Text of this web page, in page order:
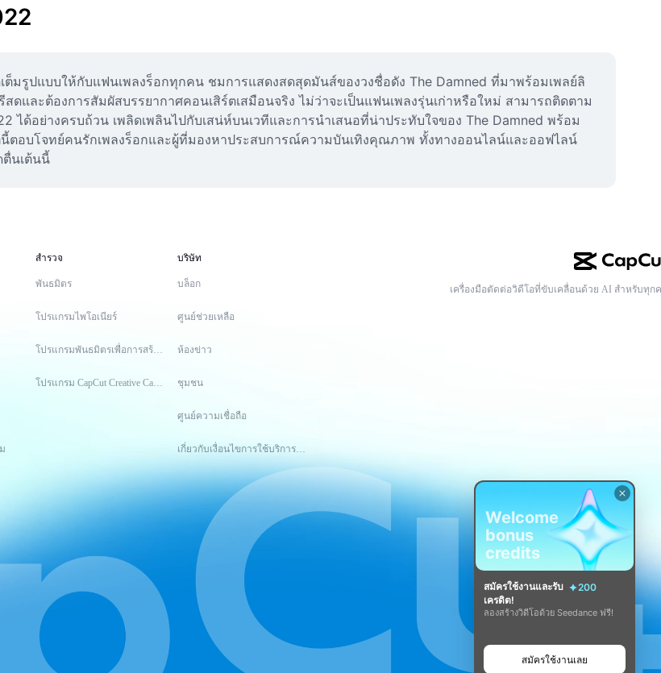
มรูปแบบให้กับแฟนเพลงร็อกทุกคน ชมการแสดงสดสุดมันส์ของวงชื่อดัง The Damned ที่มาพร้อมเพลย์ลิ
ดและต้องการสัมผัสบรรยากาศคอนเสิร์ตเสมือนจริง ไม่ว่าจะเป็นแฟนเพลงรุ่นเก่าหรือใหม่ สามารถติดตาม
ได้อย่างครบถ้วน เพลิดเพลินไปกับเสน่ห์บนเวทีและการนำเสนอที่น่าประทับใจของ The Damned พร้อม
ตอบโจทย์คนรักเพลงร็อกและผู้ที่มองหาประสบการณ์ความบันเทิงคุณภาพ ทั้งทางออนไลน์และออฟไลน์
นเต้นนี้
สำรวจ
พันธมิตร
โปรแกรมไพโอเนียร์
โปรแกรมพันธมิตรเพื่อการสร้างสรรค์
โปรแกรม CapCut Creative Campus
บริษัท
บล็อก
ศูนย์ช่วยเหลือ
ห้องข่าว
ชุมชน
ศูนย์ความเชื่อถือ
เกี่ยวกับเงื่อนไขการใช้บริการของ CapCut
เครื่องมือตัดต่อวิดีโอที่ขับเคลื่อนด้วย AI สำหรับทุก
Welcome
bonus
credits
สมัครใช้งานและรับ
200
เครดิต!
ลองสร้างวิดีโอด้วย Seedance ฟรี!
สมัครใช้งานเลย